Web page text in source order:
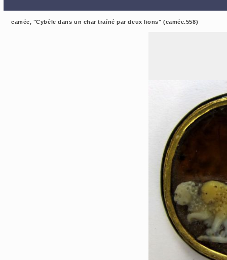
camée, "Cybèle dans un char traîné par deux lions" (camée.558)